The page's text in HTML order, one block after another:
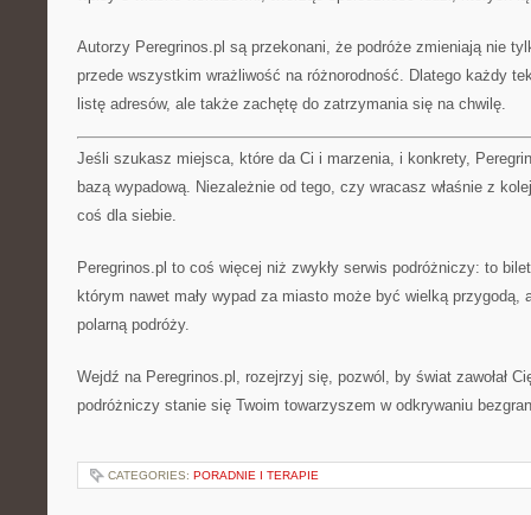
Autorzy Peregrinos.pl są przekonani, że podróże zmieniają nie
przede wszystkim wrażliwość na różnorodność. Dlatego każdy
listę adresów, ale także zachętę do zatrzymania się na chwilę.
Jeśli szukasz miejsca, które da Ci i marzenia, i konkrety,
bazą wypadową. Niezależnie od tego, czy wracasz właśnie z
coś dla siebie.
Peregrinos.pl to coś więcej niż zwykły serwis podróżniczy: to
którym nawet mały wypad za miasto może być wielką przygodą,
polarną podróży.
Wejdź na Peregrinos.pl, rozejrzyj się, pozwól, by świat zawołał
podróżniczy stanie się Twoim towarzyszem w odkrywaniu
CATEGORIES: PORADNIE I TERAPIE